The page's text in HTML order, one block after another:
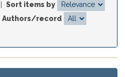
Sort items by
Authors/record